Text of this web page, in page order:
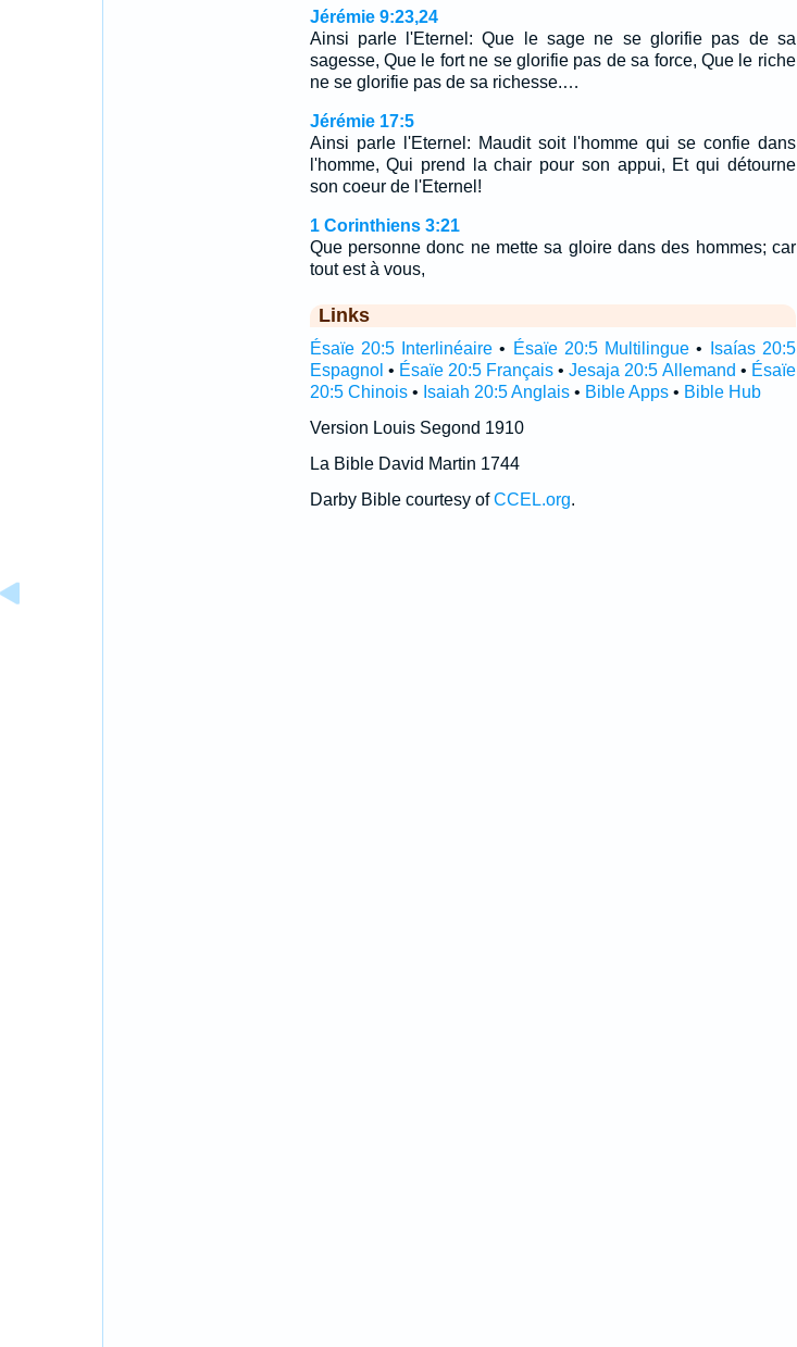
Jérémie 9:23,24
Ainsi parle l'Eternel: Que le sage ne se glorifie pas de sa
sagesse, Que le fort ne se glorifie pas de sa force, Que le riche
ne se glorifie pas de sa richesse.…
Jérémie 17:5
Ainsi parle l'Eternel: Maudit soit l'homme qui se confie dans
l'homme, Qui prend la chair pour son appui, Et qui détourne
son coeur de l'Eternel!
1 Corinthiens 3:21
Que personne donc ne mette sa gloire dans des hommes; car
tout est à vous,
Links
Ésaïe 20:5 Interlinéaire • Ésaïe 20:5 Multilingue •
Isaías 20:5
Espagnol • Ésaïe 20:5 Français •Jesaja 20:5 Allemand • Ésaïe
20:5 Chinois• Isaiah 20:5 Anglais• Bible Apps• Bible Hub
Version Louis Segond 1910
La Bible David Martin 1744
Darby Bible courtesy ofCCEL.org.